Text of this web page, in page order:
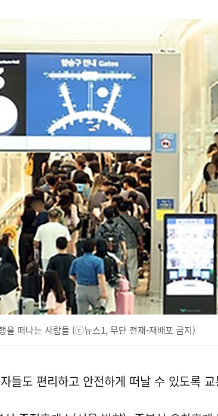
을 떠나는 사람들 (ⓒ뉴스1, 무단 전재-재배포 금지)
들도 편리하고 안전하게 떠날 수 있도록